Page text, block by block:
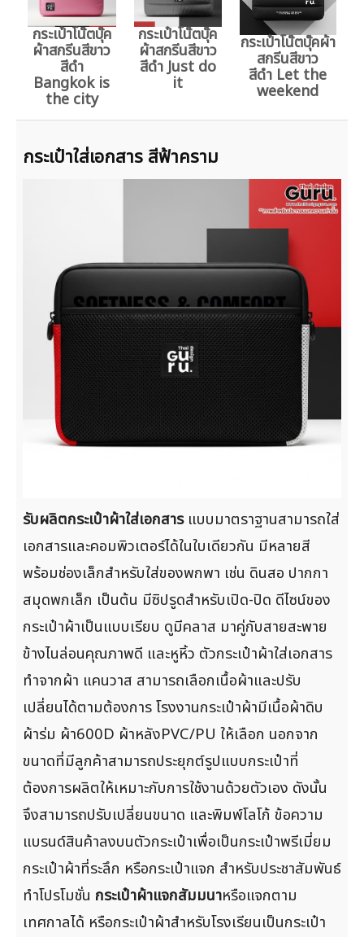
กระเป๋าโน๊ตบุ๊ค
ผ้าสกรีนสีขาว
สีดำ
Bangkok is
the city
กระเป๋าโน๊ตบุ๊ค
ผ้าสกรีนสีขาว
สีดำ Just do
it
กระเป๋าโน๊ตบุ๊คผ้า
สกรีนสีขาว
สีดำ Let the
weekend
กระเป๋าใส่เอกสาร สีฟ้าคราม
รับผลิตกระเป๋าผ้าใส่เอกสารแบบมาตราฐานสามารถใส่
เอกสารและคอมพิวเตอร์ได้ในใบเดียวกัน มีหลายสี
พร้อมช่องเล็กสำหรับใส่ของพกพา เช่น ดินสอ ปากกา
สมุดพกเล็ก เป็นต้น มีซิปรูดสำหรับเปิด-ปิด ดีไซน์ของ
กระเป๋าผ้าเป็นแบบเรียบ ดูมีคลาส มาคู่กับสายสะพาย
ข้างไนล่อนคุณภาพดี และหูหิ้ว ตัวกระเป๋าผ้าใส่เอกสาร
ทำจากผ้า แคนวาส สามารถเลือกเนื้อผ้าและปรับ
เปลี่ยนได้ตามต้องการ โรงงานกระเป๋าผ้ามีเนื้อผ้าดิบ
ผ้าร่ม ผ้า600D ผ้าหลังPVC/PU ให้เลือก นอกจาก
ขนาดที่มีลูกค้าสามารถประยุกต์รูปแบบกระเป๋าที่
ต้องการผลิตให้เหมาะกับการใช้งานด้วยตัวเอง ดังนั้น
จึงสามารถปรับเปลี่ยนขนาด และพิมพ์โลโก้ ข้อความ
แบรนด์สินค้าลงบนตัวกระเป๋าเพื่อเป็นกระเป๋าพรีเมี่ยม
กระเป๋าผ้าที่ระลึก หรือกระเป๋าแจก สำหรับประชาสัมพันธ์
ทำโปรโมชั่น กระเป๋าผ้าแจกสัมมนาหรือแจกตาม
เทศกาลได้ หรือกระเป๋าผ้าสำหรับโรงเรียนเป็นกระเป๋า